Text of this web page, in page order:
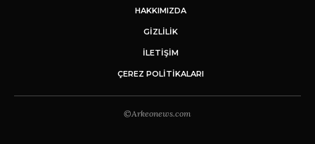
HAKKIMIZDA
GİZLİLİK
İLETIŞIM
ÇEREZ POLITIKALARI
©Arkeonews.com